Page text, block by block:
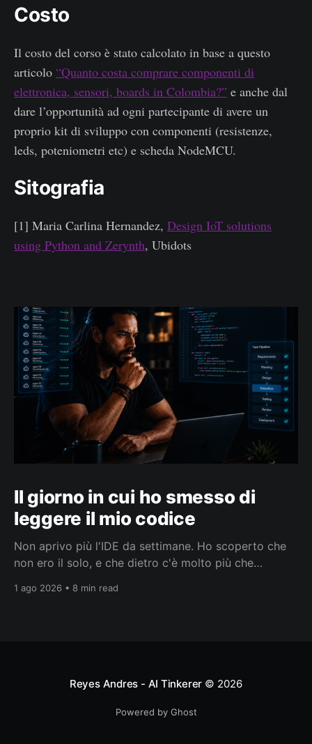
Costo
Il costo del corso è stato calcolato in base a questo
articolo “Quanto costa comprare componenti di
elettronica, sensori, boards in Colombia?” e anche dal
dare l’opportunità ad ogni partecipante di avere un
proprio kit di sviluppo con componenti (resistenze,
leds, poteniometri etc) e scheda NodeMCU.
Sitografia
[1] Maria Carlina Hernandez, Design IoT solutions
using Python and Zerynth, Ubidots
Il giorno in cui ho smesso di
leggere il mio codice
Non aprivo più l'IDE da settimane. Ho scoperto che
non ero il solo, e che dietro c'è molto più che
1 ago 2026 • 8 min read
Reyes Andres - AI Tinkerer © 2026
Powered by Ghost